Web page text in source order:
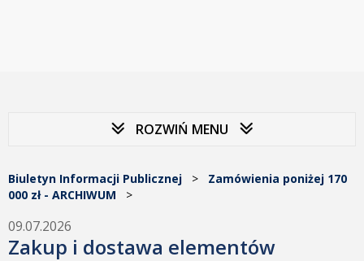
ROZWIŃ MENU
Biuletyn Informacji Publicznej > Zamówienia poniżej 170
000 zł - ARCHIWUM >
09.07.2026
Zakup i dostawa elementów